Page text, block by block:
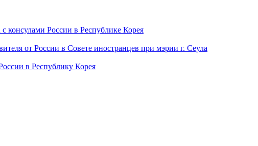
с консулами России в Республике Корея
от России в Совете иностранцев при мэрии г. Сеула
в Республику Корея